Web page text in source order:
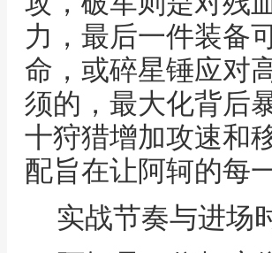
力，最后一件装备
命，或碎星锤应对
须的，最大化背后
十狩猎增加攻速和
配旨在让阿轲的每
实战节奏与进场